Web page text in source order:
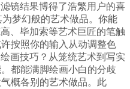
镜结果博得了浩繁用户的喜
为梦幻般的艺术做品。你能
、毕加索等艺术巨匠的笔触
按照你的输入从动调整色
画技巧？从笼统艺术到写实
都能满脚绘画小白的分歧
概各别的艺术做品。此